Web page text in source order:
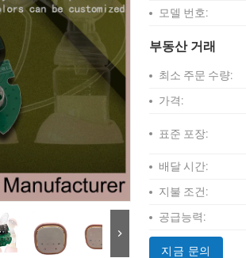
모델 번호:
부동산 거래
최소 주문 수량:
가격:
표준 포장:
배달 시간:
지불 조건:
공급능력:
지금 문의